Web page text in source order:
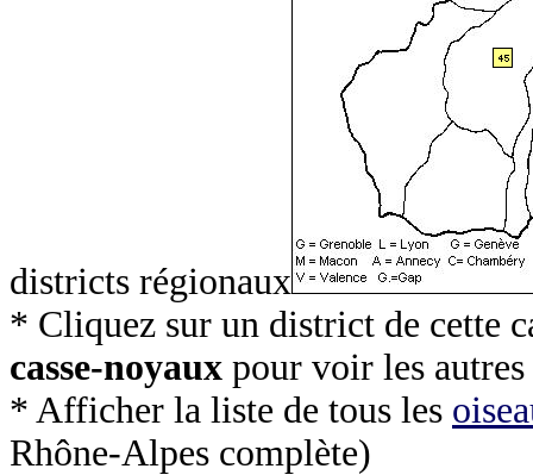
districts régionaux
* Cliquez sur un district de cette
casse-noyaux pour voir les autres
* Afficher la liste de tous les
Rhône-Alpes complète)